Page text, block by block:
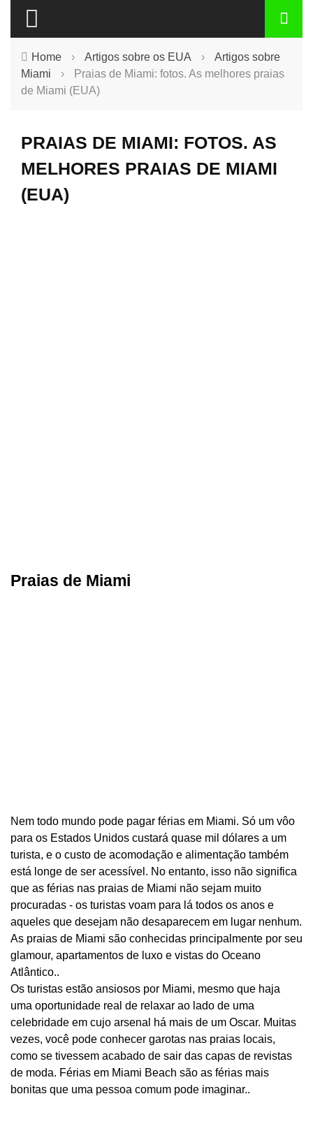
Home › Artigos sobre os EUA ›
Artigos sobre
Miami
›
Praias de Miami: fotos. As melhores praias
de Miami (EUA)
PRAIAS DE MIAMI: FOTOS. AS
MELHORES PRAIAS DE MIAMI
(EUA)
Praias de Miami
Nem todo mundo pode pagar férias em Miami. Só um vôo
para os Estados Unidos custará quase mil dólares a um
turista, e o custo de acomodação e alimentação também
está longe de ser acessível. No entanto, isso não significa
que as férias nas praias de Miami não sejam muito
procuradas - os turistas voam para lá todos os anos e
aqueles que desejam não desaparecem em lugar nenhum.
As praias de Miami são conhecidas principalmente por seu
glamour, apartamentos de luxo e vistas do Oceano
Atlântico..
Os turistas estão ansiosos por Miami, mesmo que haja
uma oportunidade real de relaxar ao lado de uma
celebridade em cujo arsenal há mais de um Oscar. Muitas
vezes, você pode conhecer garotas nas praias locais,
como se tivessem acabado de sair das capas de revistas
de moda. Férias em Miami Beach são as férias mais
bonitas que uma pessoa comum pode imaginar..